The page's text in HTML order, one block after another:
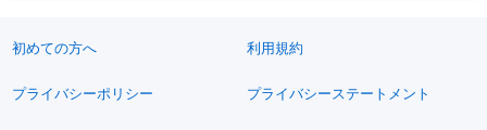
初めての方へ 利用規約
プライバシーポリシー プライバシーステートメント